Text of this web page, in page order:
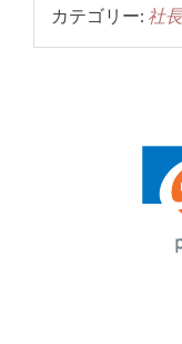
カテゴリー: 社